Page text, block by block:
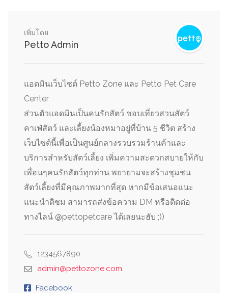
เพิ่มโดย
Petto Admin
แอดมินเว็บไซต์ Petto Zone และ Petto Pet Care
Center
ส่วนตัวแอดมินเป็นคนรักสัตว์ ชอบเที่ยวสวนสัตว์
คาเฟ่สัตว์ และเลี้ยงน้องหมาอยู่ที่บ้าน 5 ชีวิต สร้าง
เว็บไซต์นี้เพื่อเป็นศูนย์กลางรวบรวมร้านค้าและ
บริการสำหรับสัตว์เลี้ยง เพิ่มความสะดวกสบายให้กับ
เพื่อนๆคนรักสัตว์ทุกท่าน พยายามจะสร้างชุมชน
สัตว์เลี้ยงที่มีคุณภาพมากที่สุด หากมีข้อเสนอแนะ
แนะนำติชม สามารถส่งข้อความ DM หรือติดต่อ
ทางไลน์ @pettopetcare ได้เลยนะฮับ ;))
1234567890
admin@pettozone.com
Facebook